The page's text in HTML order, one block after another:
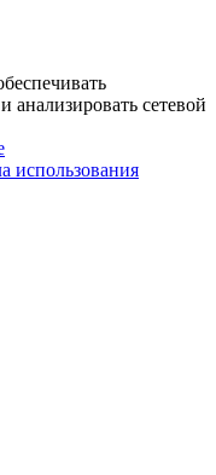
анализировать сетевой
использования